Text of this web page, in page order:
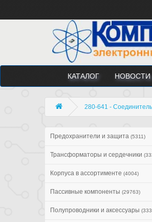
КАТАЛОГ НОВОСТИ
280-641 -
Предохранители и защита (5311)
Трансформаторы и сердечники
Корпуса в ассортименте (4004)
Пассивные компоненты (29763)
Полупроводники и аксессуары